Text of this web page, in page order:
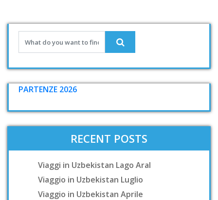
PARTENZE 2026
RECENT POSTS
Viaggi in Uzbekistan Lago Aral
Viaggio in Uzbekistan Luglio
Viaggio in Uzbekistan Aprile